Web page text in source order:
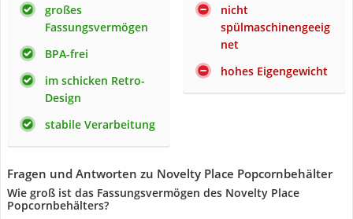
großes
Fassungsvermögen
BPA-frei
im schicken Retro-
Design
stabile Verarbeitung
nicht
spülmaschinengeeig
net
hohes Eigengewicht
Fragen und Antworten zu Novelty Place Popcornbehälter
Wie groß ist das Fassungsvermögen des Novelty Place
Popcornbehälters?